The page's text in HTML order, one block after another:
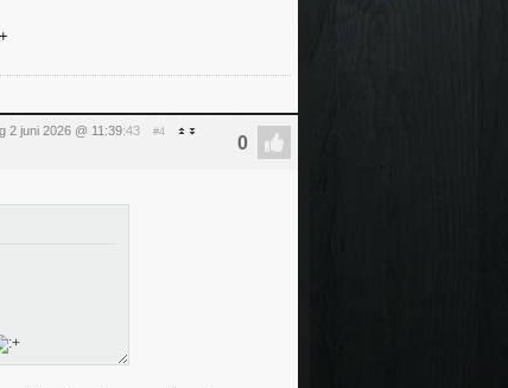
2 juni 2026 @ 11:39:43 #4